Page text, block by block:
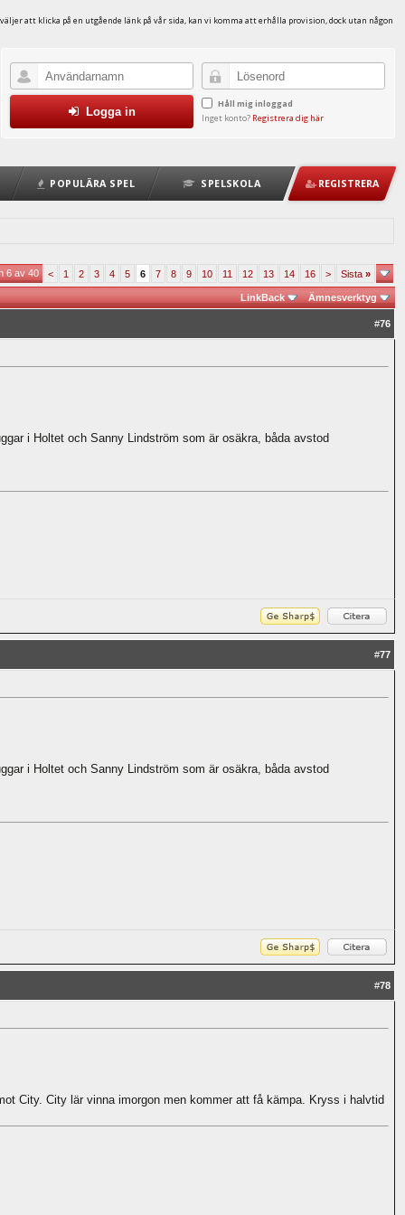
att klicka på en utgående länk på vår sida, kan vi komma att erhålla provision, dock utan någon
Håll mig inloggad
Inget konto? Registrera dig här
Logga in
POPULÄRA SPEL SPELSKOLA REGISTRERA
6 av 40 < 1 2 3 4 5 6 7 8 9 10 11 12 13 14 16 > Sista»
LinkBack Ämnesverktyg
#76
i Holtet och Sanny Lindström som är osäkra, båda avstod
#77
i Holtet och Sanny Lindström som är osäkra, båda avstod
#78
City. City lär vinna imorgon men kommer att få kämpa. Kryss i halvtid